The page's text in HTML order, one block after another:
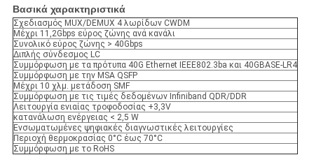
Βασικά χαρακτηριστικά
Σχεδιασμός MUX/DEMUX 4 λωρίδων CWDM
Μέχρι 11,2Gbps εύρος ζώνης ανά κανάλι
Συνολικό εύρος ζώνης > 40Gbps
Διπλής σύνδεσμος LC
Συμμόρφωση με τα πρότυπα 40G Ethernet IEEE802.3ba και 40GBASE-LR4
Συμμόρφωση με την MSA QSFP
Μέχρι 10 χλμ. μετάδοση SMF
Συμμόρφωση με τις τιμές δεδομένων Infiniband QDR/DDR
Λειτουργία ενιαίας τροφοδοσίας +3,3V
κατανάλωση ενέργειας < 2,5 W
Ενσωματωμένες ψηφιακές διαγνωστικές λειτουργίες
Περιοχή θερμοκρασίας 0°C έως 70°C
Συμμόρφωση με το RoHS